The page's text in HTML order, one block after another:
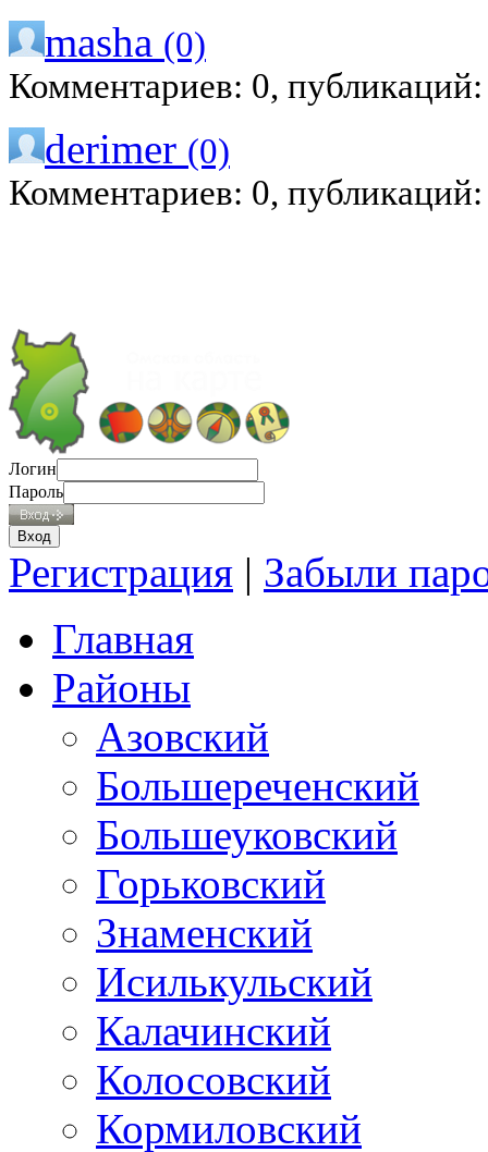
masha (0)
Комментариев: 0,
derimer (0)
Комментариев: 0,
Логин
Пароль
Регистрация | Забыли
Главная
Районы
Азовский
Большереченский
Большеуковский
Горьковский
Знаменский
Исилькульский
Калачинский
Колосовский
Кормиловский